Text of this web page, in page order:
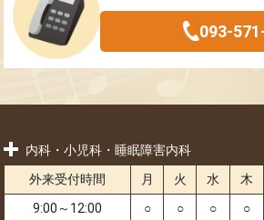
093-
内科・小児科・睡眠障害内科
外来受付時間 月 火 水 木
9:00～12:00
○ ○ ○ ○